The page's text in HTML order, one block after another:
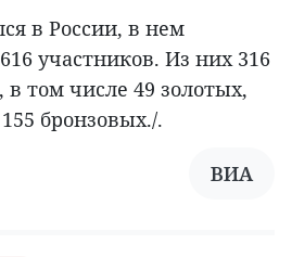
в России, в нем
участников. Из них 316
том числе 49 золотых,
бронзовых./.
ВИА